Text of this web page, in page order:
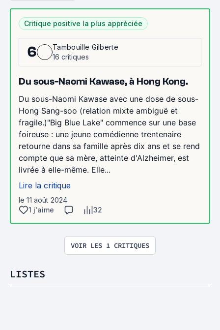
Critique positive la plus appréciée
6
Tambouille Gilberte
16 critiques
Du sous-Naomi Kawase, à Hong Kong.
Du sous-Naomi Kawase avec une dose de sous-
Hong Sang-soo (relation mixte ambiguë et
fragile.)"Big Blue Lake" commence sur une base
foireuse : une jeune comédienne trentenaire
retourne dans sa famille après dix ans et se rend
compte que sa mère, atteinte d'Alzheimer, est
livrée à elle-même. Elle...
Lire la critique
le 11 août 2024
1 j'aime
32
VOIR LES 1 CRITIQUES
LISTES